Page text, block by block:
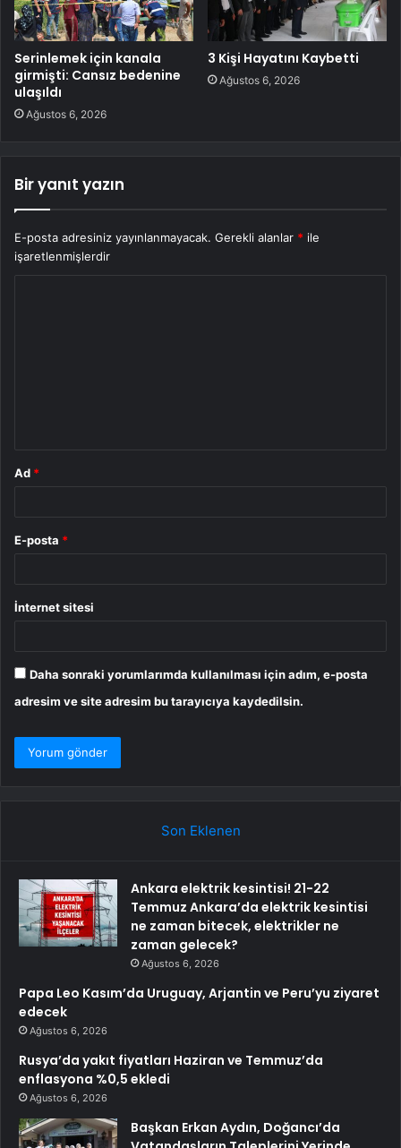
Serinlemek için kanala
girmişti: Cansız bedenine
ulaşıldı
Ağustos 6, 2026
3 Kişi Hayatını Kaybetti
Ağustos 6, 2026
Bir yanıt yazın
E-posta adresiniz yayınlanmayacak. Gerekli alanlar * ile
işaretlenmişlerdir
Ad *
E-posta *
İnternet sitesi
Daha sonraki yorumlarımda kullanılması için adım, e-posta
adresim ve site adresim bu tarayıcıya kaydedilsin.
Son Eklenen
Ankara elektrik kesintisi! 21-22
Temmuz Ankara’da elektrik kesintisi
ne zaman bitecek, elektrikler ne
zaman gelecek?
Ağustos 6, 2026
Papa Leo Kasım’da Uruguay, Arjantin ve Peru’yu ziyaret
edecek
Ağustos 6, 2026
Rusya’da yakıt fiyatları Haziran ve Temmuz’da
enflasyona %0,5 ekledi
Ağustos 6, 2026
Başkan Erkan Aydın, Doğancı’da